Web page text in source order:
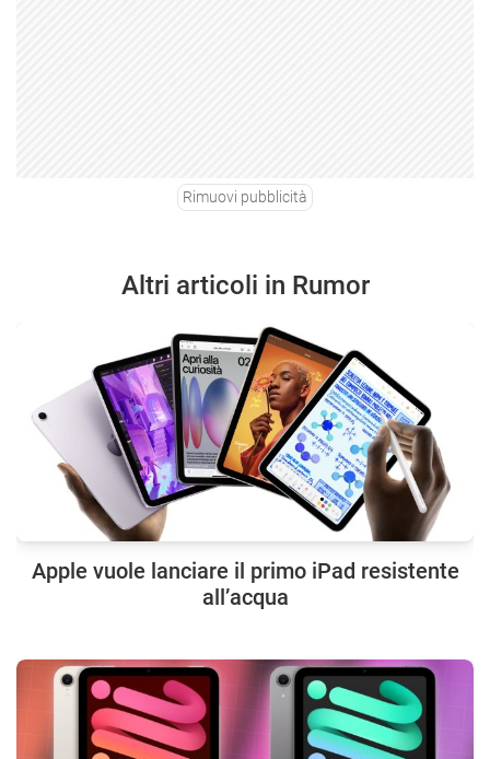
Rimuovi pubblicità
Altri articoli in Rumor
Apple vuole lanciare il primo iPad resistente
all’acqua